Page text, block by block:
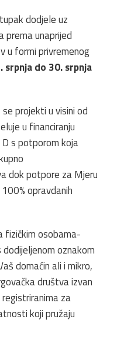
dodjele uz
prema unaprijed
u formi privremenog
srpnjado 30. srpnja
projekti u visini od
u financiranju
s potporom koja
dok potpore za Mjeru
opravdanih
fizičkim osobama-
oznakom
domaćin ali i mikro,
društva izvan
za
koji pružaju